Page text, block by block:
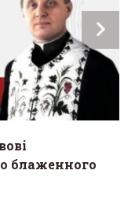
блаженного